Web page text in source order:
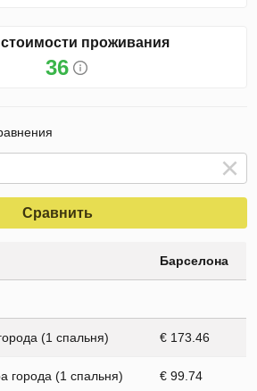
проживания
36
Сравнить
Барселона
(1 спальня) € 173.46
города (1 спальня) € 99.74